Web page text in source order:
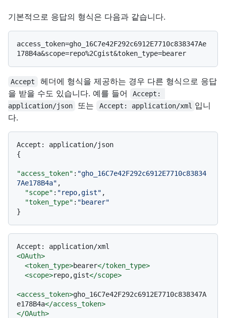
기본적으로 응답의 형식은 다음과 같습니다.
access_token=gho_16C7e42F292c6912E7710c838347Ae
Accept
헤더에 형식을 제공하는 경우 다른 형식으로 응답
을 받을 수도 있습니다. 예를 들어
Accept:
application/json
또는 Accept: application/xml 입니
다.
Accept :
{
"access_token" : "gho_16C7e42F292c6912E7710c83834
7Ae178B4a" ,
"scope" : "repo,gist" ,
"token_type" : "bearer"
}
<OAuth>
<token_type>bearer</token_type>
<scope>repo,gist</scope>
<access_token>gho_16C7e42F292c6912E7710c838347A
e178B4a</access_token>
</OAuth>